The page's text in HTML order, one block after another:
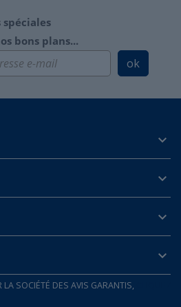
spéciales
bons plans...
ok
SOCIÉTÉ DES AVIS GARANTIS,